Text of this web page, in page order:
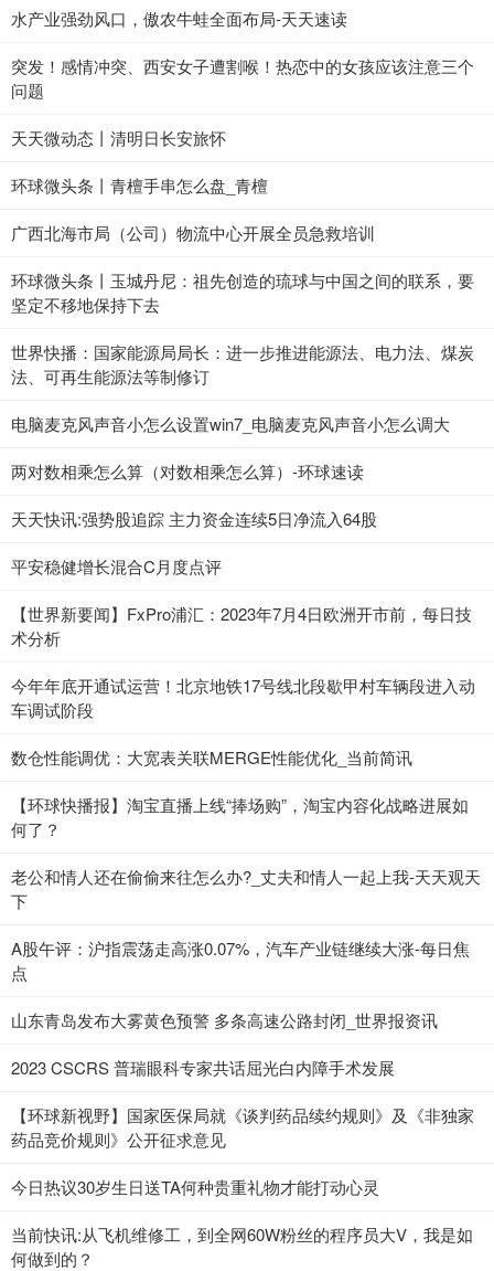
水产业强劲风口，傲农牛蛙全面布局-天天速读
突发！感情冲突、西安女子遭割喉！热恋中的女孩应该注意三个
问题
天天微动态丨清明日长安旅怀
环球微头条丨青檀手串怎么盘_青檀
广西北海市局（公司）物流中心开展全员急救培训
环球微头条丨玉城丹尼：祖先创造的琉球与中国之间的联系，要
坚定不移地保持下去
世界快播：国家能源局局长：进一步推进能源法、电力法、煤炭
法、可再生能源法等制修订
电脑麦克风声音小怎么设置win7_电脑麦克风声音小怎么调大
两对数相乘怎么算（对数相乘怎么算）-环球速读
天天快讯:强势股追踪 主力资金连续5日净流入64股
平安稳健增长混合C月度点评
【世界新要闻】FxPro浦汇：2023年7月4日欧洲开市前，每日技
术分析
今年年底开通试运营！北京地铁17号线北段歇甲村车辆段进入动
车调试阶段
数仓性能调优：大宽表关联MERGE性能优化_当前简讯
【环球快播报】淘宝直播上线“捧场购”，淘宝内容化战略进展如
何了？
老公和情人还在偷偷来往怎么办?_丈夫和情人一起上我-天天观天
下
A股午评：沪指震荡走高涨0.07%，汽车产业链继续大涨-每日焦
点
山东青岛发布大雾黄色预警 多条高速公路封闭_世界报资讯
2023 CSCRS 普瑞眼科专家共话屈光白内障手术发展
【环球新视野】国家医保局就《谈判药品续约规则》及《非独家
药品竞价规则》公开征求意见
今日热议30岁生日送TA何种贵重礼物才能打动心灵
当前快讯:从飞机维修工，到全网60W粉丝的程序员大V，我是如
何做到的？